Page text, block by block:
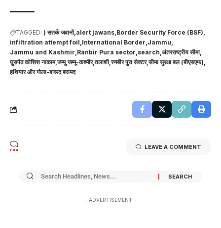
TAGGED: ) सतर्क जवानों alert jawans Border Security Force (BSF)
infiltration attempt foil International Border Jammu
Jammu and Kashmir Ranbir Pura sector search अंतरराष्ट्रीय सीमा
घुसपैठ कोशिश नाकाम जम्मू जम्मू-कश्मीर तलाशी रणबीर पुरा सेक्टर सीमा सुरक्षा बल (बीएसएफ)
हथियार और गोला-बारूद बरामद
LEAVE A COMMENT
- ADVERTISEMENT -